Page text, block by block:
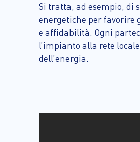
Si tratta, ad esempio, di
energetiche per favorire
e affidabilità. Ogni
l’impianto alla rete
dell’energia.